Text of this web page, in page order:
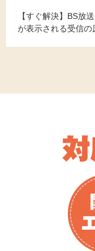
【すぐ解決】BS放
が表示される受信の